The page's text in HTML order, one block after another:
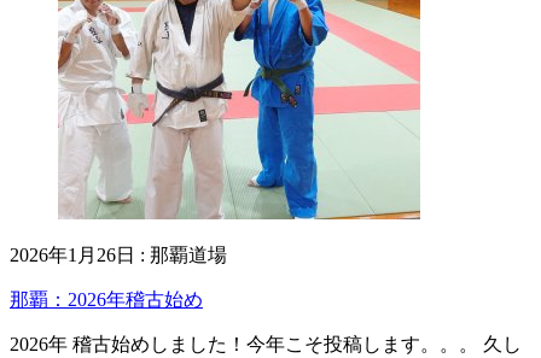
2026年1月26日 : 那覇道場
那覇：2026年稽古始め
2026年 稽古始めしました！今年こそ投稿します。。。 久し